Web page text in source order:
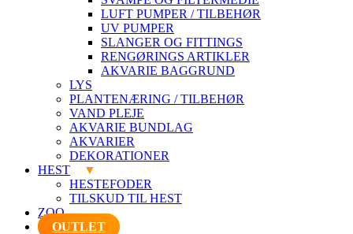
LUFT PUMPER / TILBEHØR
UV PUMPER
SLANGER OG FITTINGS
RENGØRINGS ARTIKLER
AKVARIE BAGGRUND
LYS
PLANTENÆRING / TILBEHØR
VAND PLEJE
AKVARIE BUNDLAG
AKVARIER
DEKORATIONER
HEST
HESTEFODER
TILSKUD TIL HEST
ZOO
OUTLET